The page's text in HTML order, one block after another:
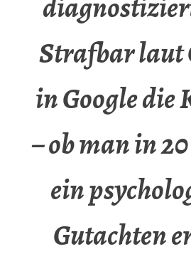
Strafbar laut
in Google die
– ob man in
ein
Gutachten